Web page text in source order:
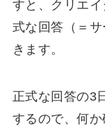
すと、クリエ
式な回答（＝
きます。
正式な回答の3
するので、何